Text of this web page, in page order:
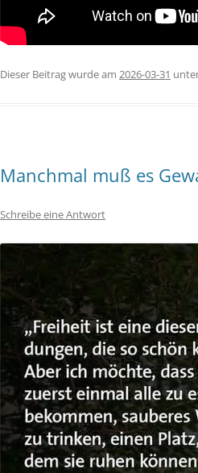
Dieser Beitrag wurde am 2026-03-31
Manchmal muß es
Schreibe eine Antwort